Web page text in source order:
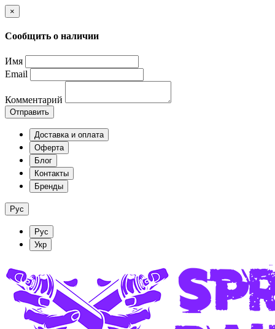
×
Сообщить о наличии
Имя
Email
Комментарий
Отправить
Доставка и оплата
Оферта
Блог
Контакты
Бренды
Рус
Рус
Укр